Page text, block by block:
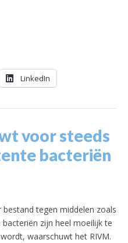
LinkedIn
voor steeds
bacteriën
tegen middelen zoals
zijn heel moeilijk te
waarschuwt het RIVM.